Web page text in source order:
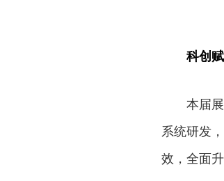
科创
本届
系统研发
效，全面